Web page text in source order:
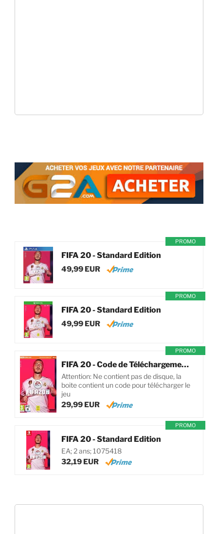
PROMO
FIFA 20 - Standard Edition
49,99 EUR
PROMO
FIFA 20 - Standard Edition
49,99 EUR
PROMO
FIFA 20 - Code de Téléchargement pour PC
Attention: Ne contient pas de disque, la
boite contient un code pour télécharger le
jeu
29,99 EUR
PROMO
FIFA 20 - Standard Edition
EA; 2 ans; 1075418
32,19 EUR